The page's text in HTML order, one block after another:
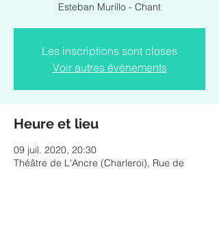
Esteban Murillo - Chant
Les inscriptions sont closes
Voir autres événements
Heure et lieu
09 juil. 2020, 20:30
Théâtre de L'Ancre (Charleroi), Rue de